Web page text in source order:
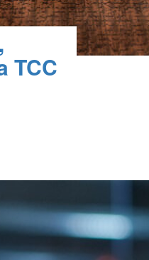
TCC